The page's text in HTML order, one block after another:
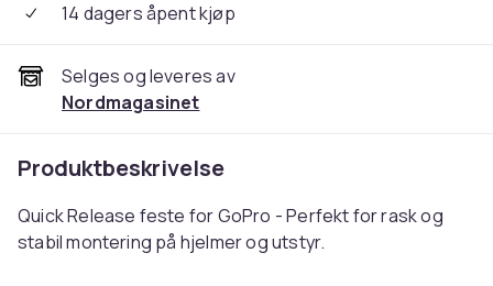
14 dagers åpent kjøp
Selges og leveres av
Nordmagasinet
Produktbeskrivelse
Quick Release feste for GoPro - Perfekt for rask og
stabil montering på hjelmer og utstyr.